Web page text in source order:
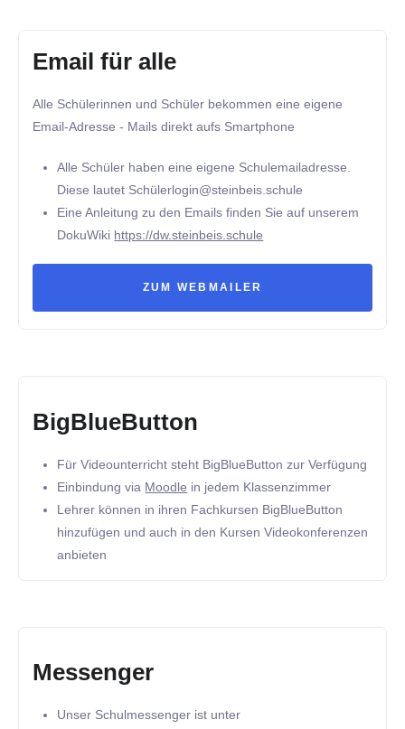
Email für alle
Alle Schülerinnen und Schüler bekommen eine eigene
Email-Adresse - Mails direkt aufs Smartphone
Alle Schüler haben eine eigene Schulemailadresse.
Diese lautet Schülerlogin@steinbeis.schule
Eine Anleitung zu den Emails finden Sie auf unserem
DokuWiki https://dw.steinbeis.schule
ZUM WEBMAILER
BigBlueButton
Für Videounterricht steht BigBlueButton zur Verfügung
Einbindung via Moodle in jedem Klassenzimmer
Lehrer können in ihren Fachkursen BigBlueButton
hinzufügen und auch in den Kursen Videokonferenzen
anbieten
Messenger
Unser Schulmessenger ist unter